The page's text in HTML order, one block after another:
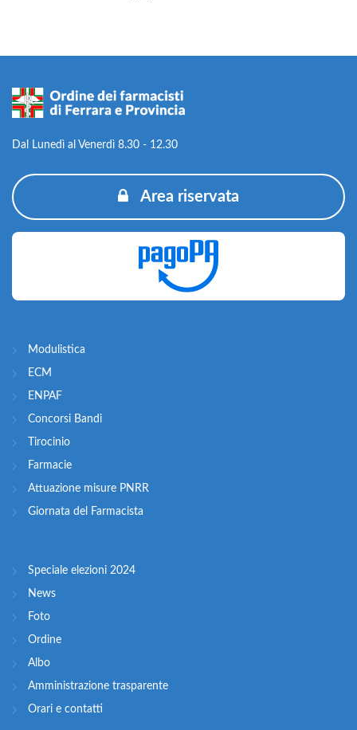
Dal Lunedì al Venerdì 8.30 - 12.30
Area riservata
Modulistica
ECM
ENPAF
Concorsi Bandi
Tirocinio
Farmacie
Attuazione misure PNRR
Giornata del Farmacista
Speciale elezioni 2024
News
Foto
Ordine
Albo
Amministrazione trasparente
Orari e contatti